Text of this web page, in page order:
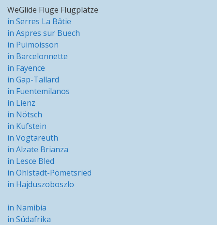
WeGlide Flüge Flugplätze
in Serres La Bâtie
in Aspres sur Buech
in Puimoisson
in Barcelonnette
in Fayence
in Gap-Tallard
in Fuentemilanos
in Lienz
in Nötsch
in Kufstein
in Vogtareuth
in Alzate Brianza
in Lesce Bled
in Ohlstadt-Pömetsried
in Hajduszoboszlo
in Namibia
in Südafrika